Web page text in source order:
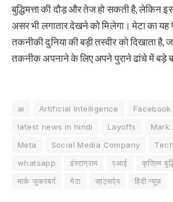
बुद्धिमत्ता की दौड़ और तेज हो सकती है, लेकिन
असर भी लगातार देखने को मिलेगा। मेटा का
तकनीकी दुनिया की बड़ी तस्वीर को दिखाता है,
तकनीक अपनाने के लिए अपने पुराने ढांचे में बड़े
ai Artificial Intelligence Facebook
latest news in hindi
Layoffs
Mark
Meta
Social Media Company
whatsapp
इंस्टाग्राम एआई कृत्रिम
मार्क जुकरबर्ग
मेटा व्हाट्सऐप हिंदी न्यूज़